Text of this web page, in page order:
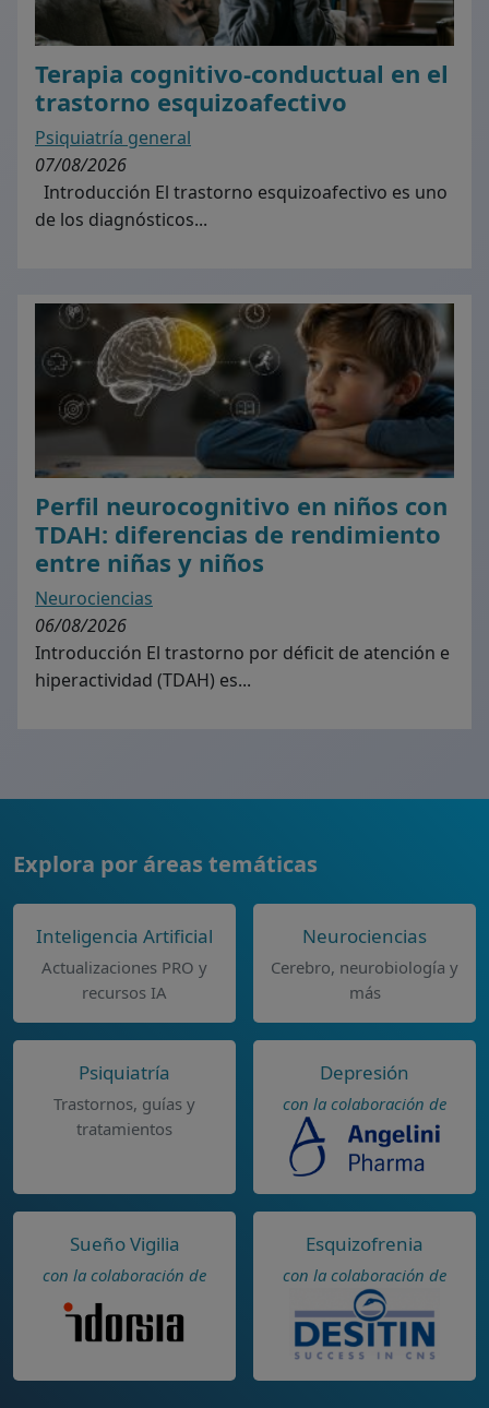
Terapia cognitivo-conductual en el
trastorno esquizoafectivo
Psiquiatría general
07/08/2026
Introducción El trastorno esquizoafectivo es uno
de los diagnósticos...
Perfil neurocognitivo en niños con
TDAH: diferencias de rendimiento
entre niñas y niños
Neurociencias
06/08/2026
Introducción El trastorno por déficit de atención e
hiperactividad (TDAH) es...
Explora por áreas temáticas
Inteligencia Artificial
Actualizaciones PRO y
recursos IA
Neurociencias
Cerebro, neurobiología y
más
Psiquiatría
Trastornos, guías y
tratamientos
Depresión
con la colaboración de
Sueño Vigilia
con la colaboración de
Esquizofrenia
con la colaboración de